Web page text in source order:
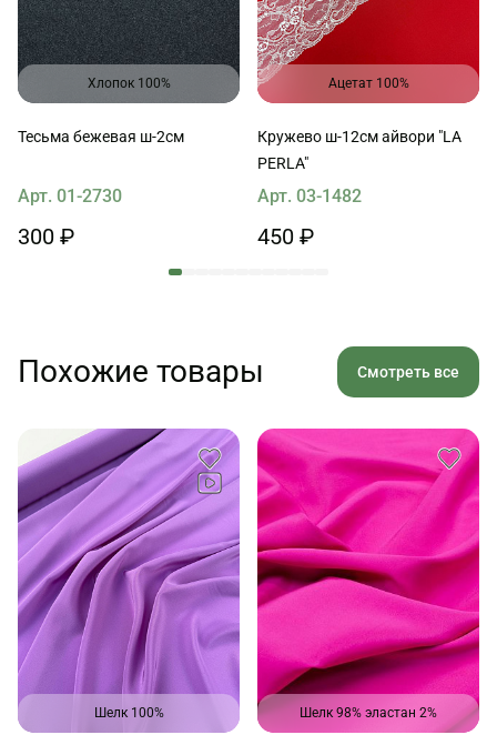
Хлопок 100%
Тесьма бежевая ш-2см
Арт. 01-2730
300 ₽
Ацетат 100%
Кружево ш-12см айвори "LA
PERLA"
Арт. 03-1482
450 ₽
Похожие товары Смотреть все
Шелк 100% Шелк 98% эластан 2%